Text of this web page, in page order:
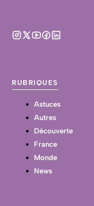
RUBRIQUES
Astuces
Autres
Découverte
France
Monde
News